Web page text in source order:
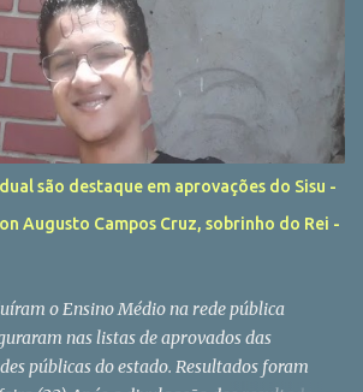
são destaque em aprovações do Sisu -
Augusto Campos Cruz, sobrinho do Rei -
o Ensino Médio na rede pública
nas listas de aprovados das
públicas do estado. Resultados foram